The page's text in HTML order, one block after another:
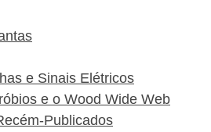
e Sinais Elétricos
e o Wood Wide Web
Publicados